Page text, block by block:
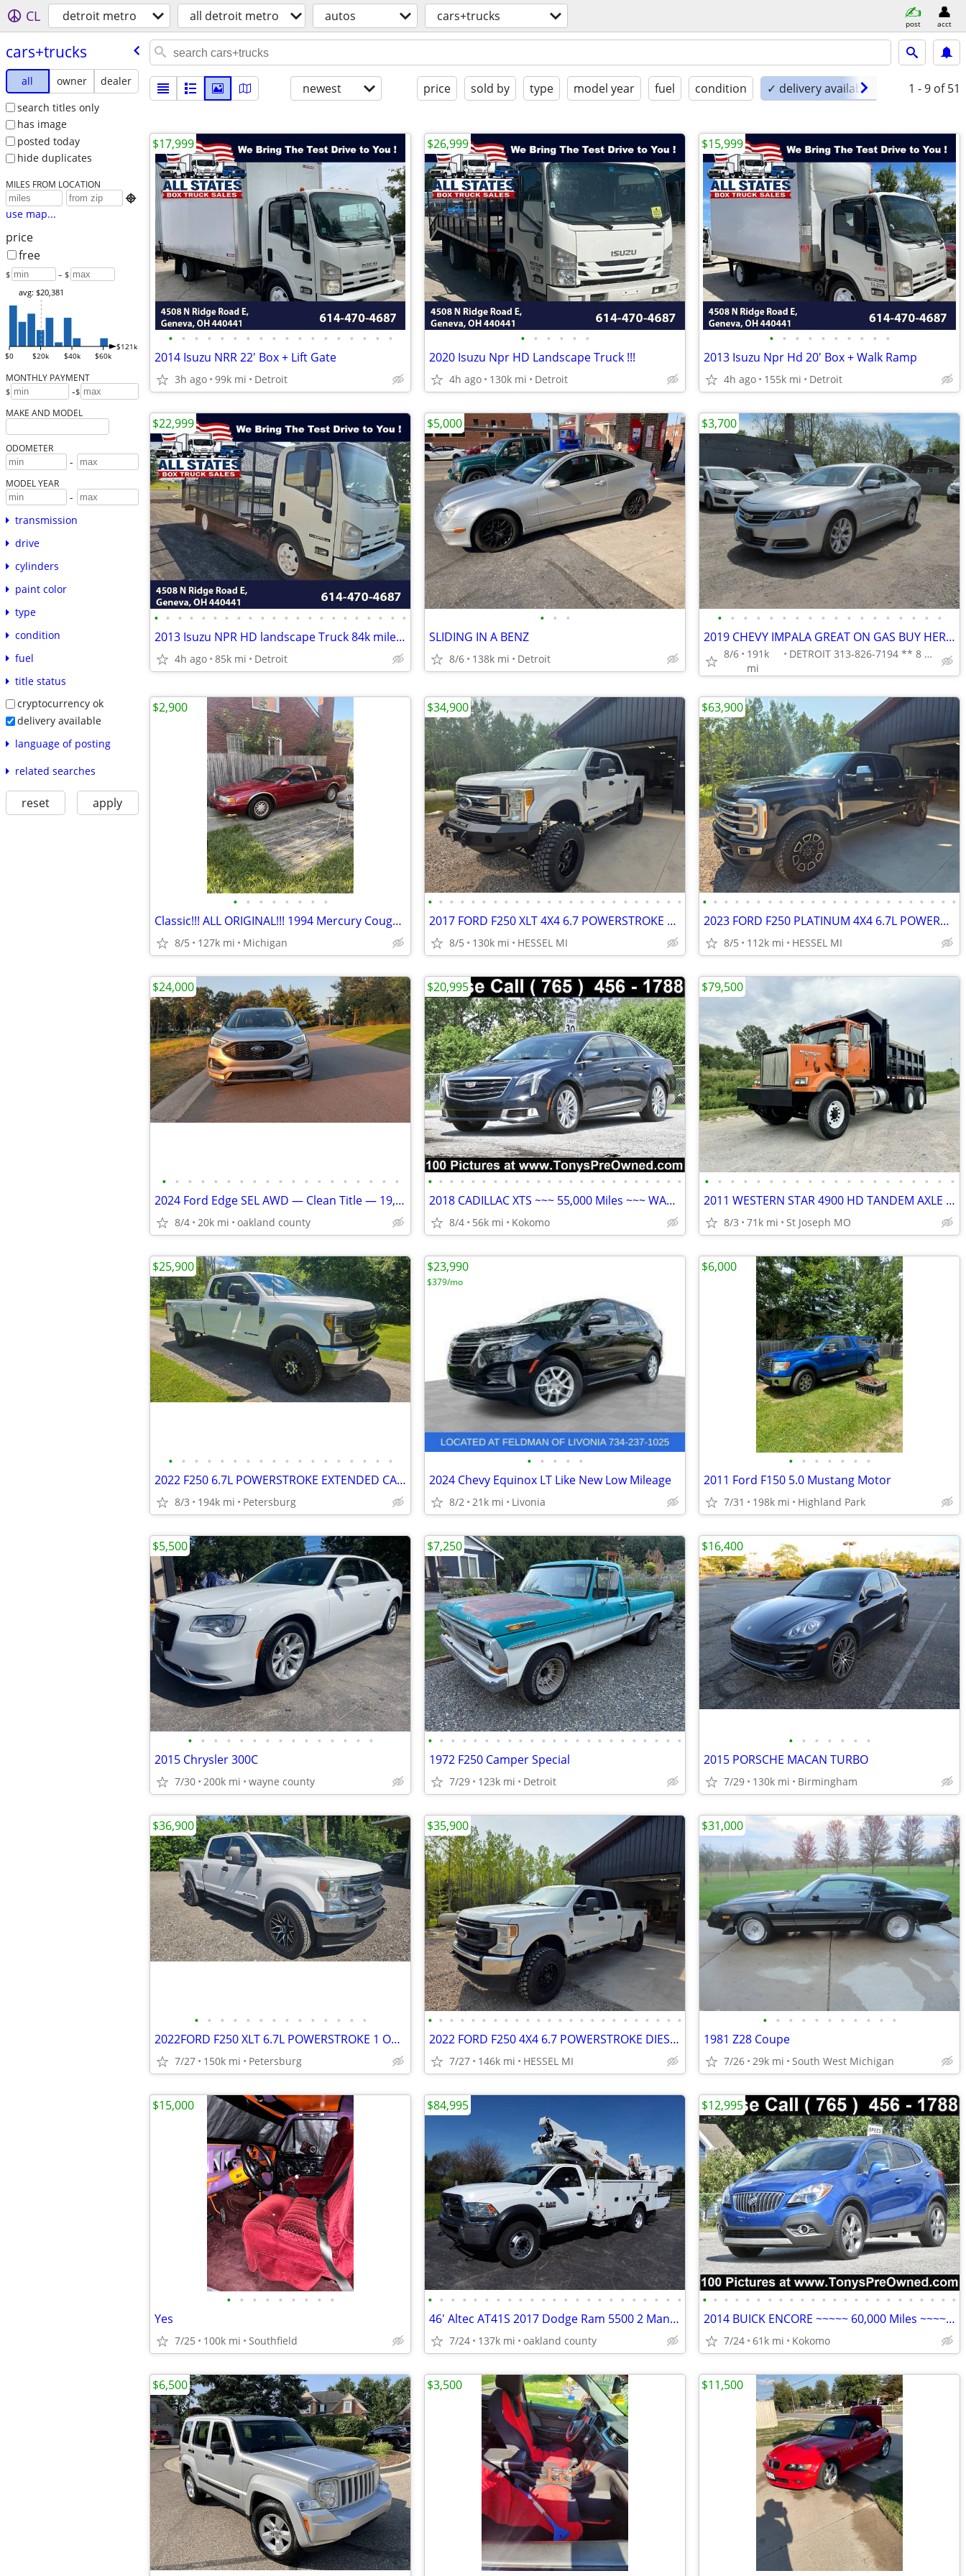
CL detroit metro all detroit metro autos cars+trucks post acct
cars+trucks
all owner
dealer
search titles only
has image
posted today
hide duplicates
MILES FROM LOCATION

use map...
price
free
$ – $
$0 $20k $40k $60k
$121k
avg: $20,381
MONTHLY PAYMENT
$ -$
MAKE AND MODEL
ODOMETER
-
MODEL YEAR
-
transmission
drive
cylinders
paint color
type
condition
fuel
title status
cryptocurrency ok
delivery available
language of posting
related searches
reset apply
newest price sold by type model year fuel condition ✓ delivery available 1 - 9 of 51
• • • • • • • • • • • • • • • • • •
2014 Isuzu NRR 22' Box + Lift Gate
3h ago 99k mi Detroit
$17,999
• • • • • •
2020 Isuzu Npr HD Landscape Truck !!!
4h ago 130k mi Detroit
$26,999
• • • • • • • • • •
2013 Isuzu Npr Hd 20' Box + Walk Ramp
4h ago 155k mi Detroit
$15,999
• • • • • • • • • • • • • • • • • • • • • •
2013 Isuzu NPR HD landscape Truck 84k miles !!!
4h ago 85k mi Detroit
$22,999
• • •
SLIDING IN A BENZ
8/6 138k mi Detroit
$5,000
• • • • • • • • • • • • • • • • • •
2019 CHEVY IMPALA GREAT ON GAS BUY HERE PAY HERE( 3700 DOWN PAYMENT )
8/6
191k
mi
DETROIT 313-826-7194 ** 8 MILE
$3,700
• • • • • • • •
Classic!!! ALL ORIGINAL!!! 1994 Mercury Cougar XR7 Coupe 4.6L v8
8/5 127k mi Michigan
$2,900
• • • • • • • • • • • • • • • • • • • • • • • •
2017 FORD F250 XLT 4X4 6.7 POWERSTROKE DIESEL LIFTED SOUTHERN TRUCK
8/5 130k mi HESSEL MI
$34,900
• • • • • • • • • • • • • • • • • • • • • • • •
2023 FORD F250 PLATINUM 4X4 6.7L POWERSTROKE DIESEL LOADED CLEAN
8/5 112k mi HESSEL MI
$63,900
• • • • • • • • • • • • • • • • • • •
2024 Ford Edge SEL AWD — Clean Title — 19,800 Miles
8/4 20k mi oakland county
$24,000
• • • • • • • • • • • • • • • • • • • • • • • •
2018 CADILLAC XTS ~~~ 55,000 Miles ~~~ WARRANTY ~~ 1 OWNER ~~ FINANCE
8/4 56k mi Kokomo
$20,995
• • • • • • • • • • • • • • • • • • • •
2011 WESTERN STAR 4900 HD TANDEM AXLE DUMP TRUCK 450hp DD13 8LL AC 66K
8/3 71k mi St Joseph MO
$79,500
• • • • • • • • • • • • • • • • • •
2022 F250 6.7L POWERSTROKE EXTENDED CAB CLEAN CARFAX SOUTHERN TRUCK
8/3 194k mi Petersburg
$25,900
• • • • •
2024 Chevy Equinox LT Like New Low Mileage
8/2 21k mi Livonia
$23,990
$379/mo
• • • • • • •
2011 Ford F150 5.0 Mustang Motor
7/31 198k mi Highland Park
$6,000
• • • • • • • • • • • • • • •
2015 Chrysler 300C
7/30 200k mi wayne county
$5,500
• • • • • • • • • • • • • • • • • • • • • • •
1972 F250 Camper Special
7/29 123k mi Detroit
$7,250
• • • • • • •
2015 PORSCHE MACAN TURBO
7/29 130k mi Birmingham
$16,400
• • • • • • • • • • • • • •
2022FORD F250 XLT 6.7L POWERSTROKE 1 OWNER CLEAN CARFAX
7/27 150k mi Petersburg
$36,900
• • • • • • • • • • • • • • • • • • • • • • • •
2022 FORD F250 4X4 6.7 POWERSTROKE DIESEL LIFTED CLEAN 1 OWNER
7/27 146k mi HESSEL MI
$35,900
• • • • • • • • • • •
1981 Z28 Coupe
7/26 29k mi South West Michigan
$31,000
• • • • • • • • •
Yes
7/25 100k mi Southfield
$15,000
• • • • • • • • • • • • • • • • • • • • • • •
46' Altec AT41S 2017 Dodge Ram 5500 2 Man diesel bucket truck w/ jib
7/24 137k mi oakland county
$84,995
• • • • • • • • • • • • • • • • • • • • • • • •
2014 BUICK ENCORE ~~~~~ 60,000 Miles ~~~~~ 1 OWNER ~~~~~ FINANCING ~~
7/24 61k mi Kokomo
$12,995
$6,500 $3,500 $11,500